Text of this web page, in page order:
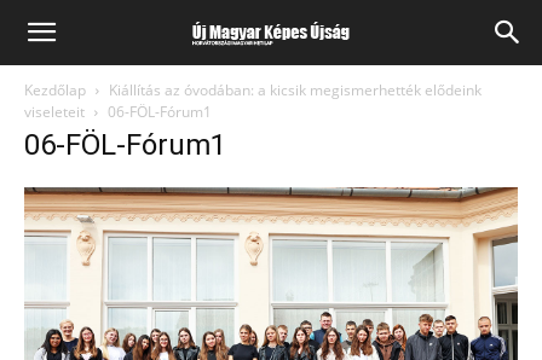
Kezdőlap
Kiállítás az óvodában: a kicsik megismerhették elődeink
viseleteit
06-FÖL-Fórum1
06-FÖL-Fórum1